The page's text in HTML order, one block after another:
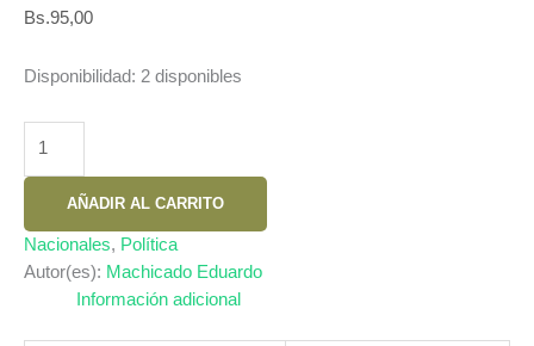
Bs.95,00
Disponibilidad: 2 disponibles
DEL
CHE
AYER
Y
HOY
cantidad
AÑADIR AL CARRITO
Nacionales, Política
Autor(es): Machicado Eduardo
Información adicional